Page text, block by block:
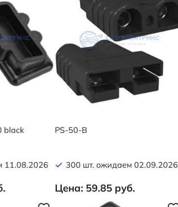
black
11.08.2026
PS-50-B
300 шт. ожидаем 02.09.2026
Цена: 59.85 руб.